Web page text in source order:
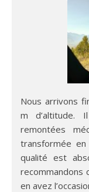
Nous arrivons
m d’altitude.
remontées
transformée
qualité est
recommandons
en avez